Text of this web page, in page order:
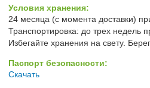
Условия хранения:
24 месяца (с момента доставки)
Транспортировка: до трех недель
Избегайте хранения на свету.
Паспорт безопасности:
Скачать